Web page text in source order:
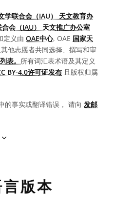
学联合会（IAU） 天文教育办
会（IAU） 天文推广办公室
定义由 OAE中心, OAE 国家天
他志愿者共同选择、撰写和审
表。 所有词汇表术语及其定义
BY-4.0许可证发布 且版权归属
的事实或翻译错误， 请向 发邮
版本